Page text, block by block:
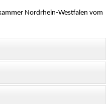
Nordrhein-Westfalen vom